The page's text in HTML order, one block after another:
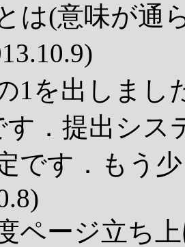
は(意味が通
1を出しまし
す．提出シ
です．もう
ページ立ち